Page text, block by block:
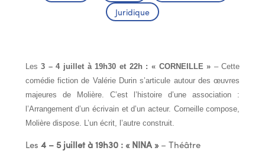
Juridique
Les3 – 4 juillet à 19h30 et 22h : « CORNEILLE » – Cette
comédie fiction de Valérie Durin s’articule autour des œuvres
majeures de Molière. C’est l’histoire d’une association :
l’Arrangement d’un écrivain et d’un acteur. Corneille compose,
Molière dispose. L’un écrit, l’autre construit.
Les 4 – 5 juillet à 19h30 : « NINA »– Théâtre